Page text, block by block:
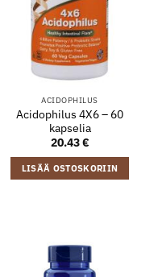
ACIDOPHILUS
Acidophilus 4X6 – 60
kapselia
20.43€
LISÄÄ OSTOSKORIIN